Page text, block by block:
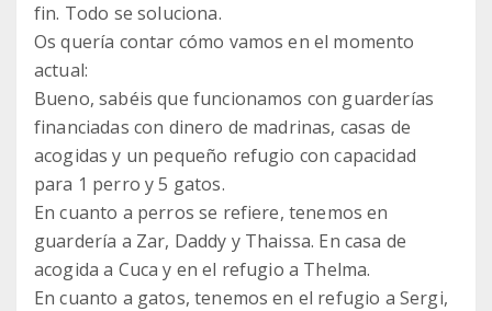
fin. Todo se soluciona.
Os quería contar cómo vamos en el momento
actual:
Bueno, sabéis que funcionamos con guarderías
financiadas con dinero de madrinas, casas de
acogidas y un pequeño refugio con capacidad
para 1 perro y 5 gatos.
En cuanto a perros se refiere, tenemos en
guardería a Zar, Daddy y Thaissa. En casa de
acogida a Cuca y en el refugio a Thelma.
En cuanto a gatos, tenemos en el refugio a Sergi,